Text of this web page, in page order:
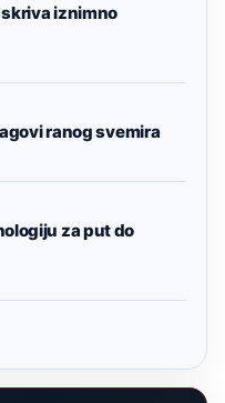
iznimno
ranog svemira
za put do